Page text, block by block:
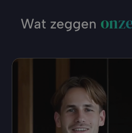
Wat zeggen